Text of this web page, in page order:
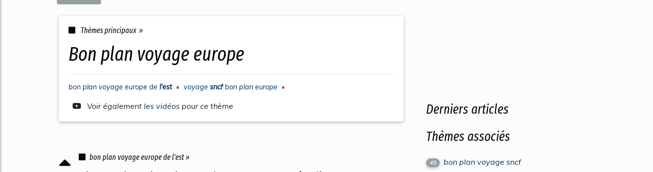
Thèmes principaux »
bon plan voyage europe
bon plan voyage europe de l'est • voyage sncfbon plan europe •
Voir également les vidéos pour ce thème
bon plan voyage europe de l'est »
Derniers articles
Thèmes associés
45 bon plan voyage sncf